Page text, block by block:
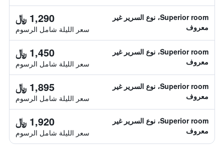
Superior room، نوع السرير غير
معروف
1,290 ﷼
سعر الليلة شامل الرسوم
Superior room، نوع السرير غير
معروف
1,450 ﷼
سعر الليلة شامل الرسوم
Superior room، نوع السرير غير
معروف
1,895 ﷼
سعر الليلة شامل الرسوم
Superior room، نوع السرير غير
معروف
1,920 ﷼
سعر الليلة شامل الرسوم